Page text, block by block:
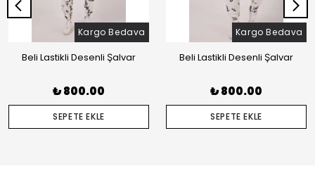
Kargo Bedava
Beli Lastikli Desenli Şalvar
₺ 800.00
SEPETE EKLE
Kargo Bedava
Beli Lastikli Desenli Şalvar
₺ 800.00
SEPETE EKLE